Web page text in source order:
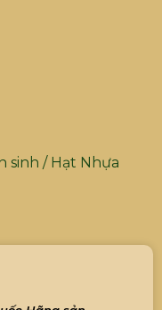
sinh / Hạt Nhựa